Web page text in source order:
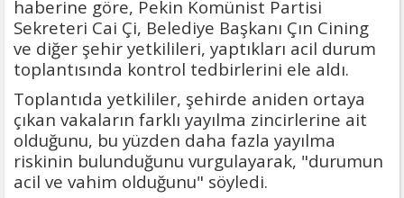
haberine göre, Pekin Komünist Partisi
Sekreteri Cai Çi, Belediye Başkanı Çın Cining
ve diğer şehir yetkilileri, yaptıkları acil durum
toplantısında kontrol tedbirlerini ele aldı.
Toplantıda yetkililer, şehirde aniden ortaya
çıkan vakaların farklı yayılma zincirlerine ait
olduğunu, bu yüzden daha fazla yayılma
riskinin bulunduğunu vurgulayarak, "durumun
acil ve vahim olduğunu" söyledi.